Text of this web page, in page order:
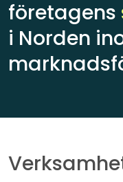
företagens
i Norden